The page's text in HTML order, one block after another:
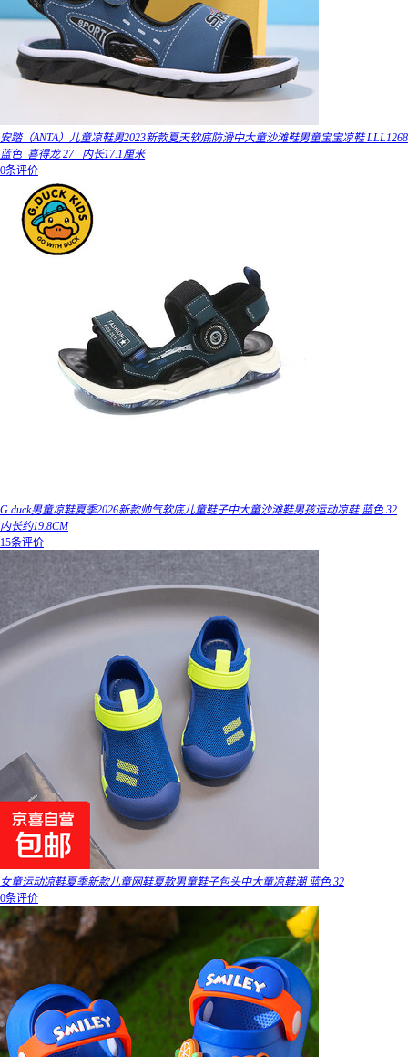
安踏（ANTA）儿童凉鞋男2023新款夏天软底防滑中大童沙滩鞋男童宝宝凉鞋 LLL1268
蓝色_喜得龙 27 _内长17.1厘米
0条评价
G.duck男童凉鞋夏季2026新款帅气软底儿童鞋子中大童沙滩鞋男孩运动凉鞋 蓝色 32
内长约19.8CM
15条评价
女童运动凉鞋夏季新款儿童网鞋夏款男童鞋子包头中大童凉鞋潮 蓝色 32
0条评价